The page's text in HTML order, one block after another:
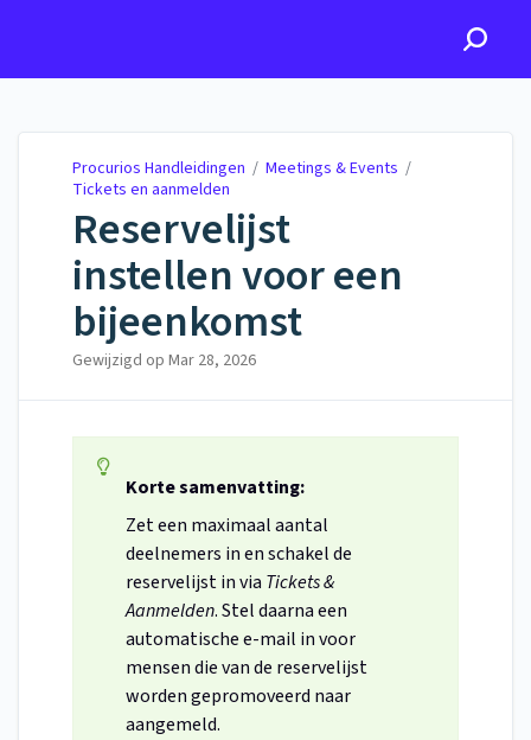
Procurios Handleidingen / Meetings & Events /
Tickets en aanmelden
Reservelijst
instellen voor een
bijeenkomst
Gewijzigd op Mar 28, 2026
Korte samenvatting:
Zet een maximaal aantal
deelnemers in en schakel de
reservelijst in via Tickets &
Aanmelden. Stel daarna een
automatische e-mail in voor
mensen die van de reservelijst
worden gepromoveerd naar
aangemeld.